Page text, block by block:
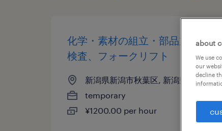
化学・素材の組立・部品加工、
検査、フォークリフト
新潟県新潟市秋葉区, 新潟県
temporary
¥1200.00 per hour
about
We use
our
decline